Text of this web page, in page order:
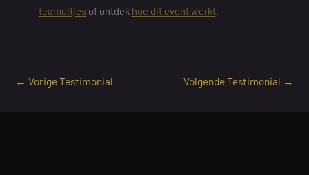
teamuitjesof ontdek hoe dit event werkt.
← Vorige Testimonial Volgende Testimonial →